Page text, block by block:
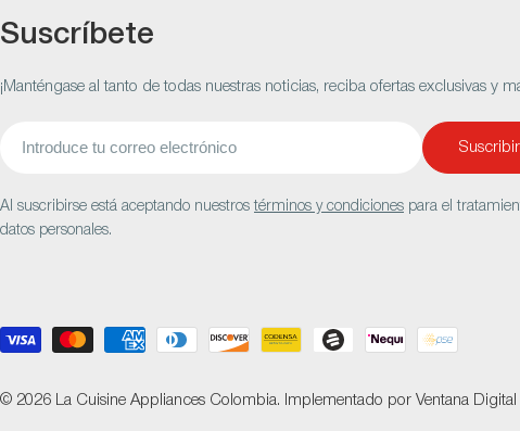
Suscríbete
¡Manténgase al tanto de todas nuestras noticias, reciba ofertas exclusivas y
Al suscribirse está aceptando nuestrostérminos y condiciones para el
datos personales.
Métodos
pago
© 2026 La Cuisine Appliances Colombia. Implementado por Ventana Digital